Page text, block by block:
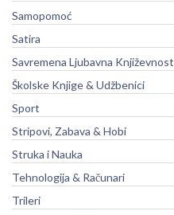
Samopomoć
Satira
Savremena Ljubavna Književnost
Školske Knjige & Udžbenici
Sport
Stripovi, Zabava & Hobi
Struka i Nauka
Tehnologija & Računari
Trileri